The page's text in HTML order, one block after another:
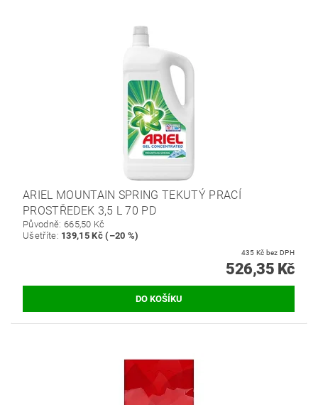
ARIEL MOUNTAIN SPRING TEKUTÝ PRACÍ
PROSTŘEDEK 3,5 L 70 PD
Původně: 665,50 Kč
Ušetříte: 139,15 Kč (–20 %)
435 Kč bez DPH
526,35 Kč